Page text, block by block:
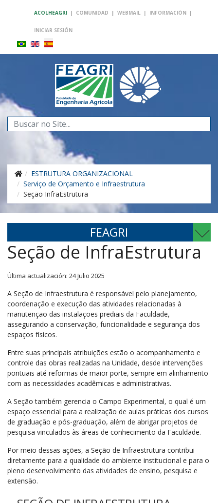
ACOLHEAGRI | COMUNIDAD | WEBMAIL | INFORMACIÓN |
INICIAR SESIÓN
Buscar...
ESTRUTURA ORGANIZACIONAL
Serviço de Orçamento e Infraestrutura
Seção InfraEstrutura
FEAGRI
Seção de InfraEstrutura
Última actualización: 24 Julio 2025
A Seção de Infraestrutura é responsável pelo planejamento,
coordenação e execução das atividades relacionadas à
manutenção das instalações prediais da Faculdade,
assegurando a conservação, funcionalidade e segurança dos
espaços físicos.
Entre suas principais atribuições estão o acompanhamento e
controle das obras realizadas na Unidade, desde intervenções
pontuais até reformas de maior porte, sempre em alinhamento
com as necessidades acadêmicas e administrativas.
A Seção também gerencia o Campo Experimental, o qual é um
espaço essencial para a realização de aulas práticas dos cursos
de graduação e pós-graduação, além de abrigar projetos de
pesquisa vinculados às áreas de conhecimento da Faculdade.
Por meio dessas ações, a Seção de Infraestrutura contribui
diretamente para a qualidade do ambiente institucional e para o
pleno desenvolvimento das atividades de ensino, pesquisa e
extensão.